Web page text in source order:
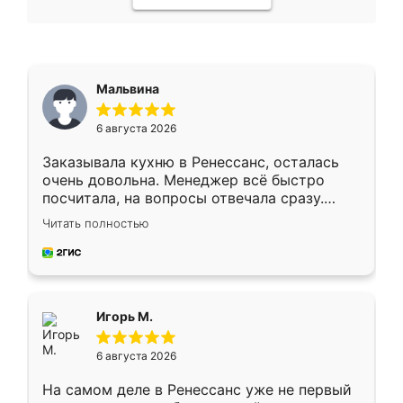
Мальвина
6 августа 2026
Заказывала кухню в Ренессанс, осталась
очень довольна. Менеджер всё быстро
посчитала, на вопросы отвечала сразу.
Замерщик приехал в субботу, подошёл к
делу со всей ответственностью. Собрали
за день, ребята работали аккуратно, даже
Читать полностью
Игорь М.
6 августа 2026
На самом деле в Ренессанс уже не первый